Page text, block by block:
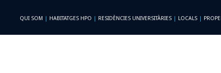
QUI SOM | HABITATGES HPO | RESIDÈNCIES UNIVERSITÀRIES | LOCALS |